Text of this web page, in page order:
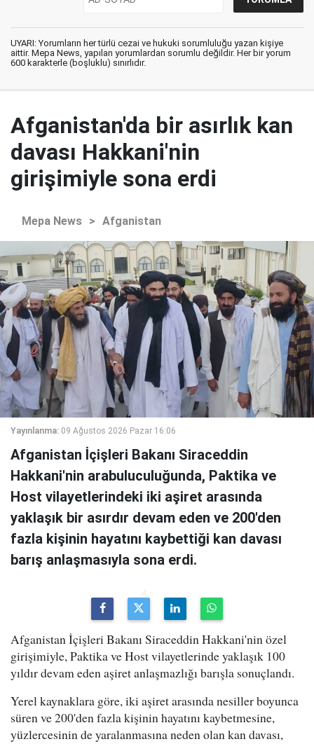
UYARI: Yorumların her türlü cezai ve hukuki sorumluluğu yazan kişiye
aittir. Mepa News, yapılan yorumlardan sorumlu değildir. Her bir yorum
600 karakterle (boşluklu) sınırlıdır.
Afganistan'da bir asırlık kan
davası Hakkani'nin
girişimiyle sona erdi
Mepa News > Afganistan
Yayınlanma: 09 Ağustos 2026 Pazar 16:06
Afganistan İçişleri Bakanı Siraceddin
Hakkani'nin arabuluculuğunda, Paktika ve
Host vilayetlerindeki iki aşiret arasında
yaklaşık bir asırdır devam eden ve 200'den
fazla kişinin hayatını kaybettiği kan davası
barış anlaşmasıyla sona erdi.
Afganistan İçişleri Bakanı Siraceddin Hakkani'nin özel
girişimiyle, Paktika ve Host vilayetlerinde yaklaşık 100
yıldır devam eden aşiret anlaşmazlığı barışla sonuçlandı.
Yerel kaynaklara göre, iki aşiret arasında nesiller boyunca
süren ve 200'den fazla kişinin hayatını kaybetmesine,
yüzlercesinin de yaralanmasına neden olan kan davası,